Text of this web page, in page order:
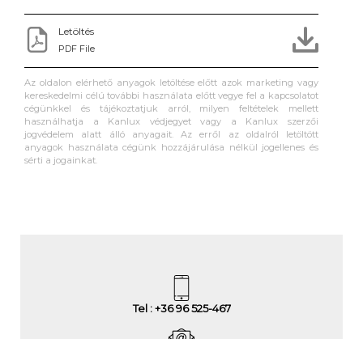
Letöltés
PDF File
Az oldalon elérhető anyagok letöltése előtt azok marketing vagy
kereskedelmi célú további használata előtt vegye fel a kapcsolatot
cégünkkel és tájékoztatjuk arról, milyen feltételek mellett
használhatja a Kanlux védjegyet vagy a Kanlux szerzői
jogvédelem alatt álló anyagait. Az erről az oldalról letöltött
anyagok használata cégünk hozzájárulása nélkül jogellenes és
sérti a jogainkat.
Tel : +36 96 525-467